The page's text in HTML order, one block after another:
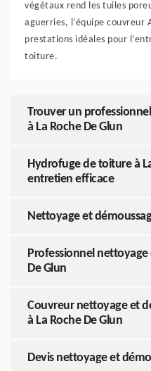
végétaux rend les tuiles
aguerries, l’équipe couvreur
prestations idéales pour
toiture.
Trouver un
à La Roche De Glun
Hydrofuge de toiture à
entretien efficace
Nettoyage et
Professionnel nettoyage
De Glun
Couvreur nettoyage et
à La Roche De Glun
Devis nettoyage et